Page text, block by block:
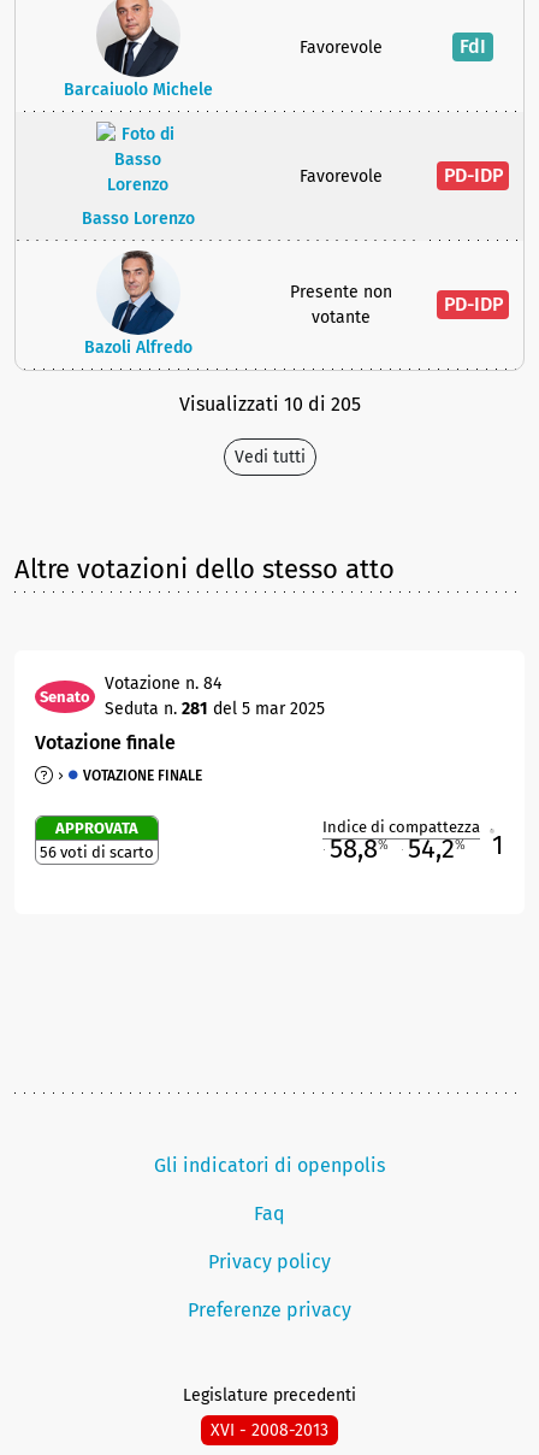
Barcaiuolo Michele
Favorevole FdI
Basso Lorenzo
Favorevole PD-IDP
Bazoli Alfredo
Presente non
votante
PD-IDP
Visualizzati 10 di 205
Vedi tutti
Altre votazioni dello stesso atto
Senato
Votazione n. 84
Seduta n. 281 del 5 mar 2025
Votazione finale
VOTAZIONE FINALE
APPROVATA
56 voti di scarto
Indice di compattezza
58,8% 54,2% 1
Gli indicatori di openpolis
Faq
Privacy policy
Preferenze privacy
Legislature precedenti
XVI - 2008-2013